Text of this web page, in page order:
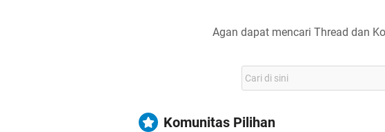
Agan dapat mencari Thread dan
Komunitas Pilihan